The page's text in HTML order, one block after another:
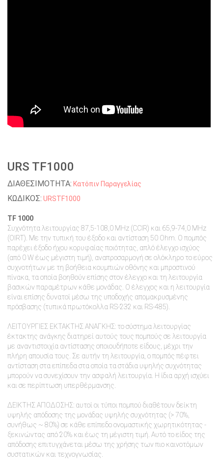
URS TF1000
ΔΙΑΘΕΣΙΜΟΤΗΤΑ: Κατόπιν Παραγγελίας
ΚΩΔΙΚΟΣ: URSTF1000
TF 1000
Συχνότητα λειτουργίας 87,5-108,0 MHz (CCIR) και 65,9-74,0 MHz
(OIRT). Με την τυπική του έξοδο και αντίσταση 50 Ohm. Ο πομπός
παρέχει έξοδο ήχου κορυφαίας ποιότητας, απλό έλεγχο ισχύος
(από 0 W έως μέγιστη τιμή), αναπροσαρμογή σε ολόκληρο το εύρος
συχνοτήτων με τη βοήθεια κουμπιών οθόνης και μπροστινού
πίνακα, τα οποία βοηθούν επίσης στον έλεγχο και τη λειτουργία
βασικών παραμέτρων κάθε μονάδας. Ο έλεγχος και η λειτουργία
είναι επίσης δυνατοί μέσω της υποδοχής απομακρυσμένης
πρόσβασης (τυπικά πρωτόκολλα RS-232 και RS-485).
ΛΕΙΤΟΥΡΓΙΕΣ ΕΚΤΑΚΤΗΣ ΑΝΑΓΚΗΣ: το σύστημα λειτουργίας
έκτακτης ανάγκης διατηρεί αυτούς τους πομπούς σε λειτουργία
με αναντιστοιχία αντίστασης οποιουδήποτε είδους, μέχρι την
πλήρη απουσία τους. Σε αυτήν τη λειτουργία, ο πομπός πέφτει
αντίσταση στα επίπεδα στα οποία τα στάδια υψηλής συχνότητας
μπορούν να συνεχίσουν την ασφαλή λειτουργία. Η ίδια αρχή ισχύει
και σε περίπτωση υπερθέρμανσης.
ΔΕΙΚΤΗΣ ΑΠΟΔΟΣΗΣ: αυτοί οι τύποι πομπού διαθέτουν δείκτη
υψηλής απόδοσης της μονάδας υψηλής συχνότητας (> 70%,
συνήθως ~ 80%) σε κάθε επίπεδο ονομαστικής χωρητικότητας -
ξεκινώντας από 20% και έως τη μέγιστη τιμή. Αυτό το είδος της
απόδοσης επιτυγχάνεται μέσω της χρήσης των πιο καινοτόμων
συστατικών και τεχνογνωσίας.